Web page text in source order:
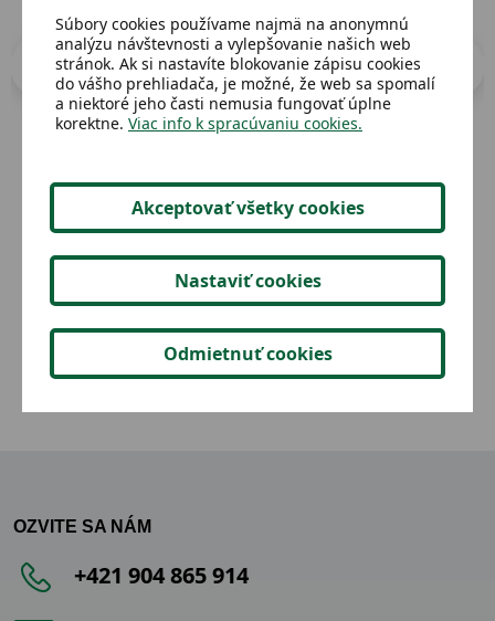
Dostupný
Sklenená misa na nožičke
3,36 €
OZVITE SA NÁM
+421 904 865 914
Súbory cookies používame najmä na anonymnú
analýzu návštevnosti a vylepšovanie našich web
stránok. Ak si nastavíte blokovanie zápisu cookies
do vášho prehliadača, je možné, že web sa spomalí
a niektoré jeho časti nemusia fungovať úplne
korektne. Viac info k spracúvaniu cookies.
Akceptovať všetky cookies
Nastaviť cookies
Odmietnuť cookies